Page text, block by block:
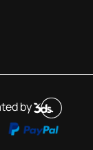
by